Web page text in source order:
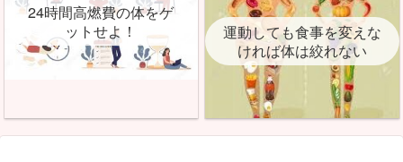
24時間高燃費の体をゲ
ットせよ！
運動しても食事を変えな
ければ体は絞れない